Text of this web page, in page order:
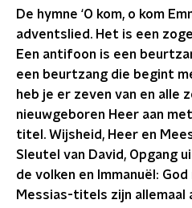
De hymne ‘O kom, o kom
adventslied. Het is een
Een antifoon is een
een beurtzang die begint
heb je er zeven van en alle
nieuwgeboren Heer aan
titel. Wijsheid, Heer en
Sleutel van David, Opgang
de volken en Immanuël:
Messias-titels zijn allemaal